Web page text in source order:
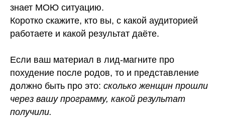
знает МОЮ ситуацию.
Коротко скажите, кто вы, с какой аудиторией
работаете и какой результат даёте.
Если ваш материал в лид-магните про
похудение после родов, то и представление
должно быть про это: сколько женщин прошли
через вашу программу, какой результат
получили.